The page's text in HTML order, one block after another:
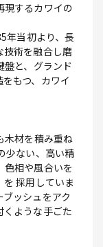
するカワイの
年当初より、長
技術を融合し磨
盤と、グランド
もつ、カワイ
木材を積み重ね
少ない、高い精
色相や風合いを
採用していま
ッシュをアク
ような手ごた